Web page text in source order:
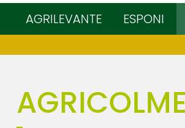
AGRILEVANTE ESPONI